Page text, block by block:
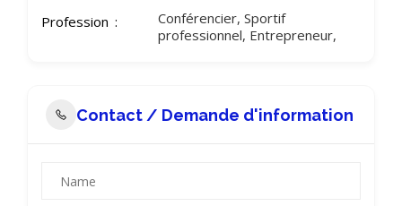
Profession
Conférencier, Sportif
professionnel, Entrepreneur,
Contact / Demande d'information